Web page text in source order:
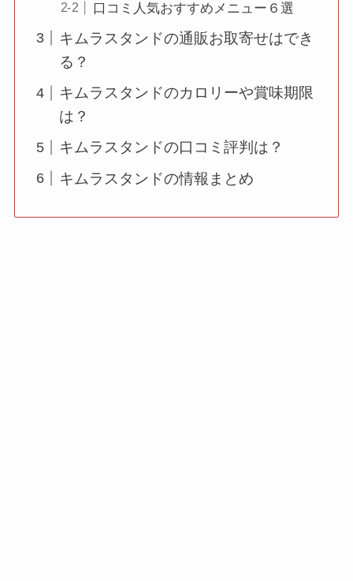
口コミ人気おすすめメニュー６選
キムラスタンドの通販お取寄せはでき
る？
キムラスタンドのカロリーや賞味期限
は？
キムラスタンドの口コミ評判は？
キムラスタンドの情報まとめ